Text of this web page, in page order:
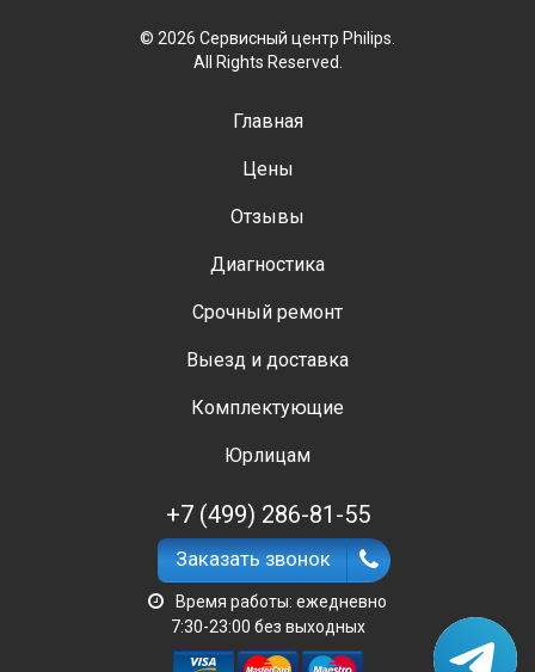
© 2026 Сервисный центр Philips.
All Rights Reserved.
Главная
Цены
Отзывы
Диагностика
Срочный ремонт
Выезд и доставка
Комплектующие
Юрлицам
+7 (499) 286-81-55
Заказать звонок
Время работы: ежедневно
7:30-23:00 без выходных